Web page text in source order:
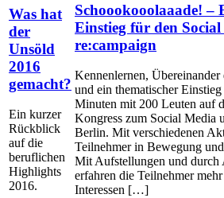
Was hat
der
Unsöld
2016
gemacht?
Ein kurzer
Rückblick
auf die
beruflichen
Highlights
2016.
Schoookooolaaade! –
Einstieg für den
re:campaign
Kennenlernen,
und ein thematischer
Minuten mit 200 Leuten auf
Kongress zum Social Media
Berlin. Mit verschiedenen
Teilnehmer in Bewegung
Mit Aufstellungen und durch
erfahren die Teilnehmer
Interessen […]